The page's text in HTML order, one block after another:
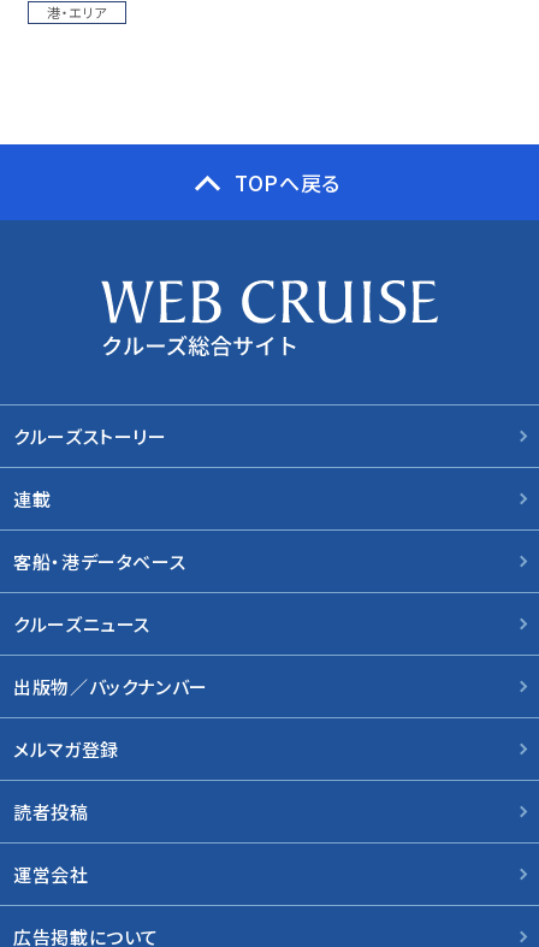
港・エリア
TOPへ戻る
クルーズストーリー
連載
客船・港データベース
クルーズニュース
出版物／バックナンバー
メルマガ登録
読者投稿
運営会社
広告掲載について